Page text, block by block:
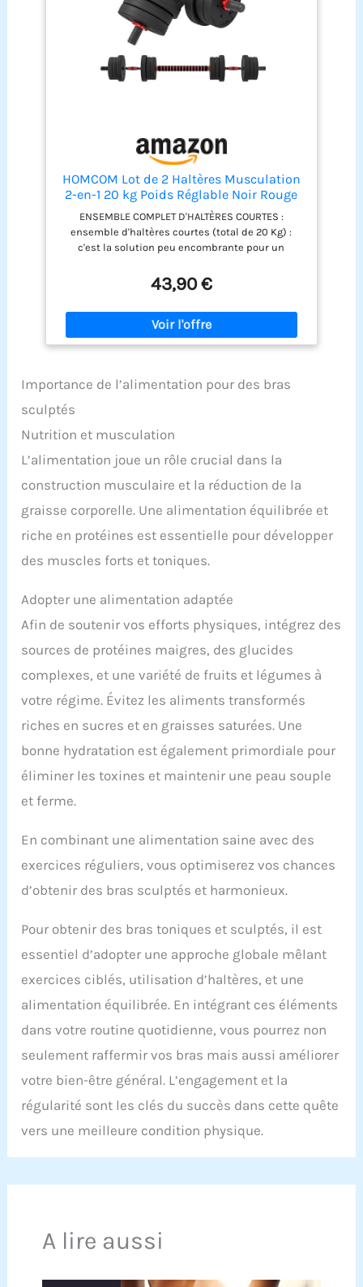
de poids facile à régler permet des changements
rapides entre 2,5 kg et 5,5 kg, ce qui en fait un
ensemble d'haltères peu encombrant pour les
salles de sport à domicile.
HOMCOM Lot de 2 Haltères Musculation
2-en-1 20 kg Poids Réglable Noir Rouge
ENSEMBLE COMPLET D'HALTÈRES COURTES :
ensemble d'haltères courtes (total de 20 Kg) :
c'est la solution peu encombrante pour un
CONFORT OPTIMUM D'UTILISATION : haltères avec
poignées antidérapantes offrant un soutien
optimal SÉCURITÉ OPTIMALE : les disques de poids
peuvent être solidement fixées aux haltères à
l'aide des 4 bagues de serrage fournies - Disques
de votre sol VARIÉTÉ DES POIDS : ensemble
composé de 4 disques de 2 Kg, 4 disques de 1,5 Kg,
4 disques de 1,25 Kg, 2 barres d'haltères, une
bielle + 4 bagues de serrage NOMBREUSES
possibilités d'ajustement de poids qu'il s'agisse
d'exercices pour tout le corps ou d'exercices
43,90 €
Importance de l’alimentation pour des bras
sculptés
Nutrition et musculation
L’alimentation joue un rôle crucial dans la
construction musculaire et la réduction de la
graisse corporelle. Une alimentation équilibrée et
riche en protéines est essentielle pour développer
des muscles forts et toniques.
Adopter une alimentation adaptée
Afin de soutenir vos efforts physiques, intégrez des
sources de protéines maigres, des glucides
complexes, et une variété de fruits et légumes à
votre régime. Évitez les aliments transformés
riches en sucres et en graisses saturées. Une
bonne hydratation est également primordiale pour
éliminer les toxines et maintenir une peau souple
et ferme.
En combinant une alimentation saine avec des
exercices réguliers, vous optimiserez vos chances
d’obtenir des bras sculptés et harmonieux.
Pour obtenir des bras toniques et sculptés, il est
essentiel d’adopter une approche globale mêlant
exercices ciblés, utilisation d’haltères, et une
alimentation équilibrée. En intégrant ces éléments
dans votre routine quotidienne, vous pourrez non
seulement raffermir vos bras mais aussi améliorer
votre bien-être général. L’engagement et la
régularité sont les clés du succès dans cette quête
vers une meilleure condition physique.
A lire aussi